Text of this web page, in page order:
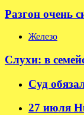
Разгон очень
Железо
Слухи: в
Суд
27 июля